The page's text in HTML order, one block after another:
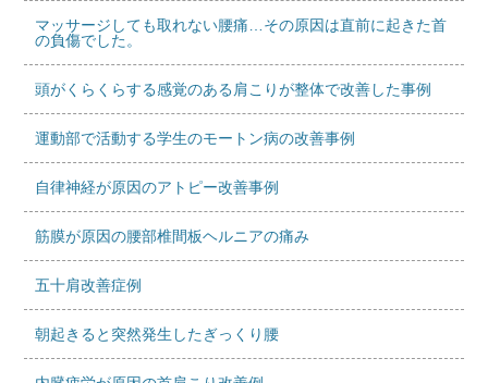
マッサージしても取れない腰痛…その原因は直前に起きた首
の負傷でした。
頭がくらくらする感覚のある肩こりが整体で改善した事例
運動部で活動する学生のモートン病の改善事例
自律神経が原因のアトピー改善事例
筋膜が原因の腰部椎間板ヘルニアの痛み
五十肩改善症例
朝起きると突然発生したぎっくり腰